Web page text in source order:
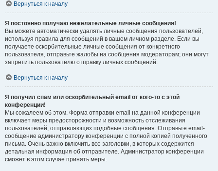
Вернуться к началу
Я постоянно получаю нежелательные личные сообщения!
Вы можете автоматически удалять личные сообщения пользователей,
используя правила для сообщений в вашем личном разделе. Если вы
получаете оскорбительные личные сообщения от конкретного
пользователя, отправьте жалобы на сообщения модераторам; они могут
запретить пользователю отправку личных сообщений.
Вернуться к началу
Я получил спам или оскорбительный email от кого-то с этой
конференции!
Мы сожалеем об этом. Форма отправки email на данной конференции
включает меры предосторожности и возможность отслеживания
пользователей, отправляющих подобные сообщения. Отправьте email-
сообщение администратору конференции с полной копией полученного
письма. Очень важно включить все заголовки, в которых содержится
детальная информация об отправителе. Администратор конференции
сможет в этом случае принять меры.